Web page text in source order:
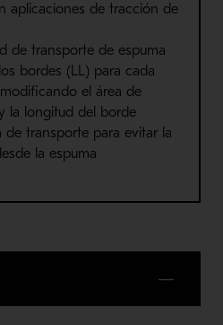
aplicaciones de tracción de
de transporte de espuma
bordes (LL) para cada
el área de
la longitud del borde
de transporte para evitar la
la espuma